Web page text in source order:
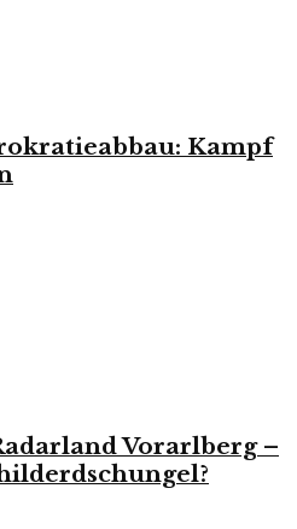
Kampf
Vorarlberg –